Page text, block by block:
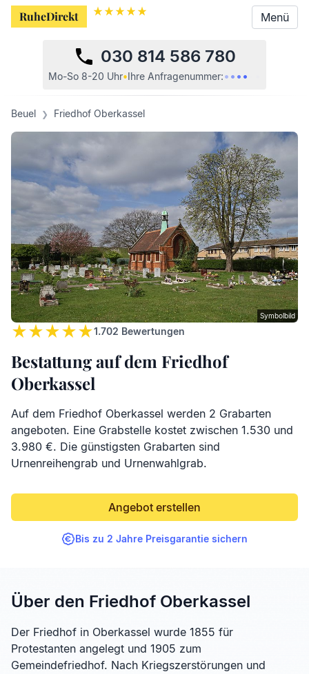
RuheDirekt Menü
030 814 586 780
Mo-So 8-20 Uhr•Ihre Anfragenummer:• • • •
RuheDirekt Menü
Beuel Friedhof Oberkassel
1.702 Bewertungen
Bestattung auf dem Friedhof
Oberkassel
Auf dem Friedhof Oberkassel werden 2 Grabarten
angeboten. Eine Grabstelle kostet zwischen 1.530 und
3.980 €. Die günstigsten Grabarten sind
Urnenreihengrab und Urnenwahlgrab.
Angebot erstellen
Bis zu 2 Jahre Preisgarantie sichern
Symbolbild
Über den Friedhof Oberkassel
Der Friedhof in Oberkassel wurde 1855 für
Protestanten angelegt und 1905 zum
Gemeindefriedhof. Nach Kriegszerstörungen und